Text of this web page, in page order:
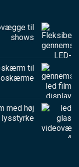
til
shows
skærm til
med høj
lysstyrke